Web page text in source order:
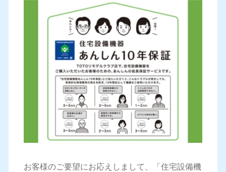
お客様のご要望にお応えしまして、「住宅設備機